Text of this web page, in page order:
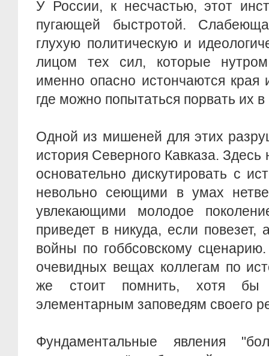
У России, к несчастью, этот
пугающей быстротой.
глухую политическую и
лицом тех сил, которые нутром
именно опасно истончаются края
где можно попытаться порвать их в
Одной из мишеней для этих
история Северного Кавказа.
основательно дискутировать с
невольно сеющими в умах
увлекающими молодое
приведет в никуда, если
войны по гоббсовскому
очевидных вещах коллегам по
же стоит помнить, хотя бы
элементарным заповедям своего
Фундаментальные явления